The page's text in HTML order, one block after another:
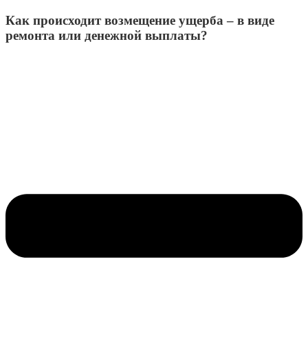
Как происходит возмещение ущерба – в виде
ремонта или денежной выплаты?